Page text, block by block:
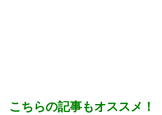
こちらの記事もオススメ！